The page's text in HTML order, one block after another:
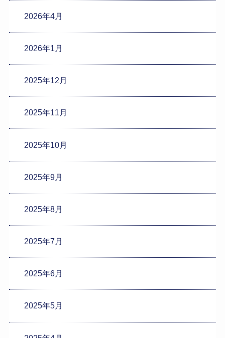
2026年4月
2026年1月
2025年12月
2025年11月
2025年10月
2025年9月
2025年8月
2025年7月
2025年6月
2025年5月